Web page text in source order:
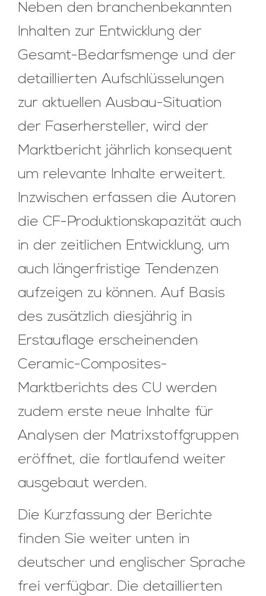
Neben den branchenbekannten
Inhalten zur Entwicklung der
Gesamt-Bedarfsmenge und der
detaillierten Aufschlüsselungen
zur aktuellen Ausbau-Situation
der Faserhersteller, wird der
Marktbericht jährlich konsequent
um relevante Inhalte erweitert.
Inzwischen erfassen die Autoren
die CF-Produktionskapazität auch
in der zeitlichen Entwicklung, um
auch längerfristige Tendenzen
aufzeigen zu können. Auf Basis
des zusätzlich diesjährig in
Erstauflage erscheinenden
Ceramic-Composites-
Marktberichts des CU werden
zudem erste neue Inhalte für
Analysen der Matrixstoffgruppen
eröffnet, die fortlaufend weiter
ausgebaut werden.
Die Kurzfassung der Berichte
finden Sie weiter unten in
deutscher und englischer Sprache
frei verfügbar. Die detaillierten